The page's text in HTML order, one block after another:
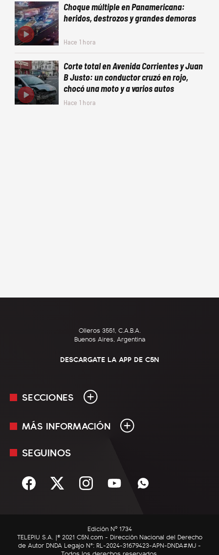
Choque múltiple en Panamericana:
heridos, destrozos y grandes demoras
Hace 1 hora
Corte total en Avenida Corrientes y Juan
B Justo: un conductor cruzó en rojo,
chocó una moto y a varios autos
Hace 1 hora
Olleros 3551, C.A.B.A.
Buenos Aires, Argentina
DESCARGATE LA APP DE C5N
SECCIONES
En Vivo
Sociedad
C5N Autos
RatingCero
MÁS INFORMACIÓN
Mediakit
Términos y condiciones
SEGUINOS
Edición Nº 1734
TELEPIU S.A. |© 2021 C5N.com - Dirección Nacional del Derecho
de Autor DNDA Legajo N°: RL-2024-31679423-APN-DNDA#MJ -
Todos los derechos reservados.